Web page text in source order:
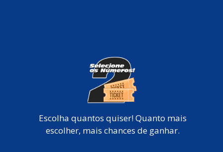
Escolha quantos quiser! Quanto mais
escolher, mais chances de ganhar.